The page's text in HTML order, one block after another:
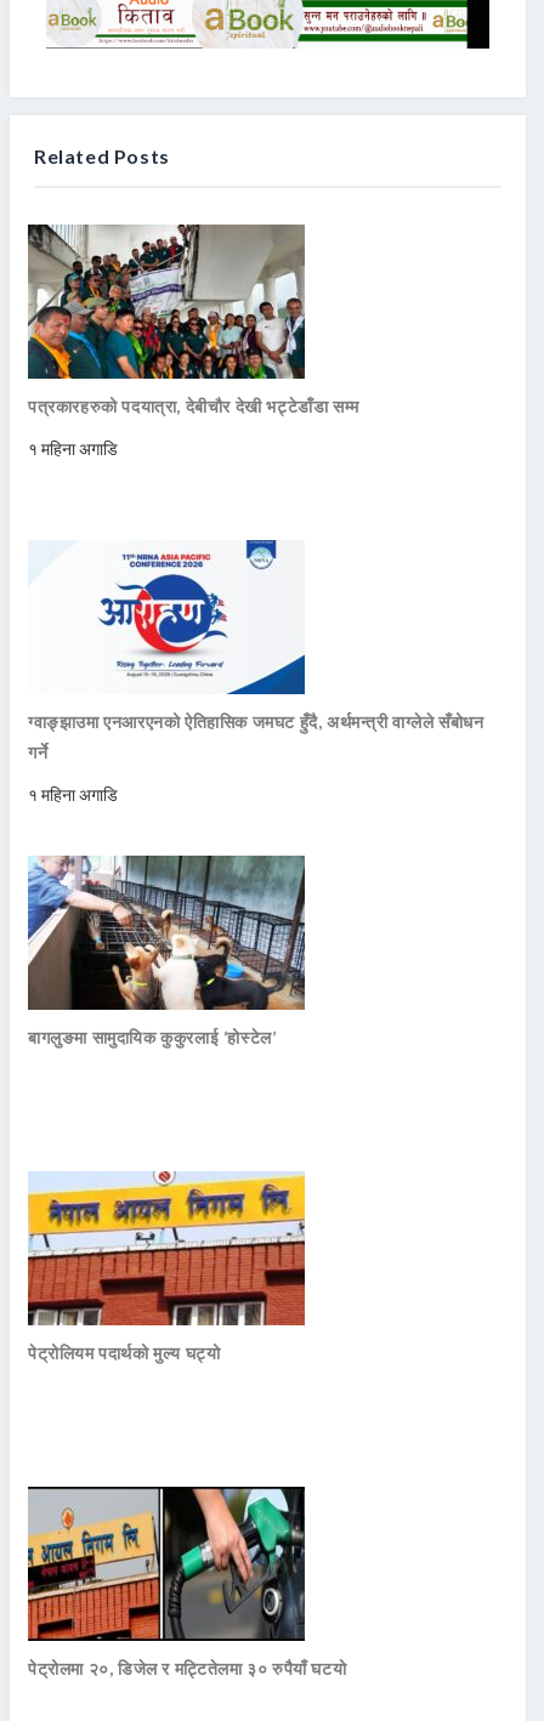
Related Posts
पत्रकारहरुको पदयात्रा, देबीचौर देखी भट्टेडाँडा सम्म
१ महिना अगाडि
ग्वाङ्झाउमा एनआरएनको ऐतिहासिक जमघट हुँदै, अर्थमन्त्री वाग्लेले सँबोधन
गर्ने
१ महिना अगाडि
बागलुङमा सामुदायिक कुकुरलाई ‘होस्टेल’
पेट्रोलियम पदार्थको मुल्य घट्यो
पेट्रोलमा २०, डिजेल र मट्टितेलमा ३० रुपैयाँ घटयो